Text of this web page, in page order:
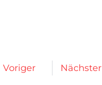
Voriger Nächster